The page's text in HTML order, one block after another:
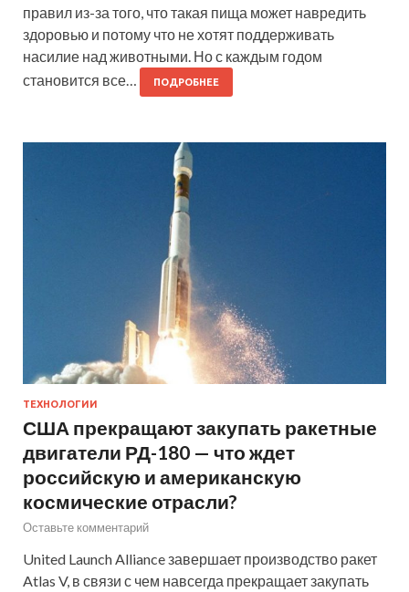
правил из-за того, что такая пища может навредить
здоровью и потому что не хотят поддерживать
насилие над животными. Но с каждым годом
становится все…
ПОДРОБНЕЕ
ТЕХНОЛОГИИ
США прекращают закупать ракетные
двигатели РД-180 — что ждет
российскую и американскую
космические отрасли?
Оставьте комментарий
United Launch Alliance завершает производство ракет
Atlas V, в связи с чем навсегда прекращает закупать